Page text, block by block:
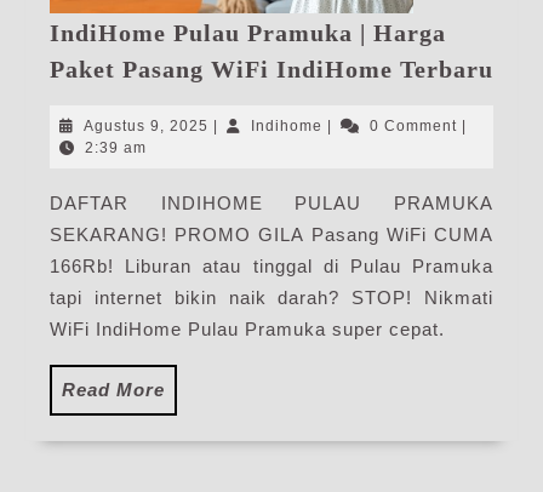
IndiHome Pulau Pramuka | Harga
Paket Pasang WiFi IndiHome Terbaru
Agustus 9, 2025 Agustus
| Indihome Indihome
| 0 Comment |
2:39 am
DAFTAR INDIHOME PULAU PRAMUKA
SEKARANG! PROMO GILA Pasang WiFi CUMA
166Rb! Liburan atau tinggal di Pulau Pramuka
tapi internet bikin naik darah? STOP! Nikmati
WiFi IndiHome Pulau Pramuka super cepat.
Read More
More